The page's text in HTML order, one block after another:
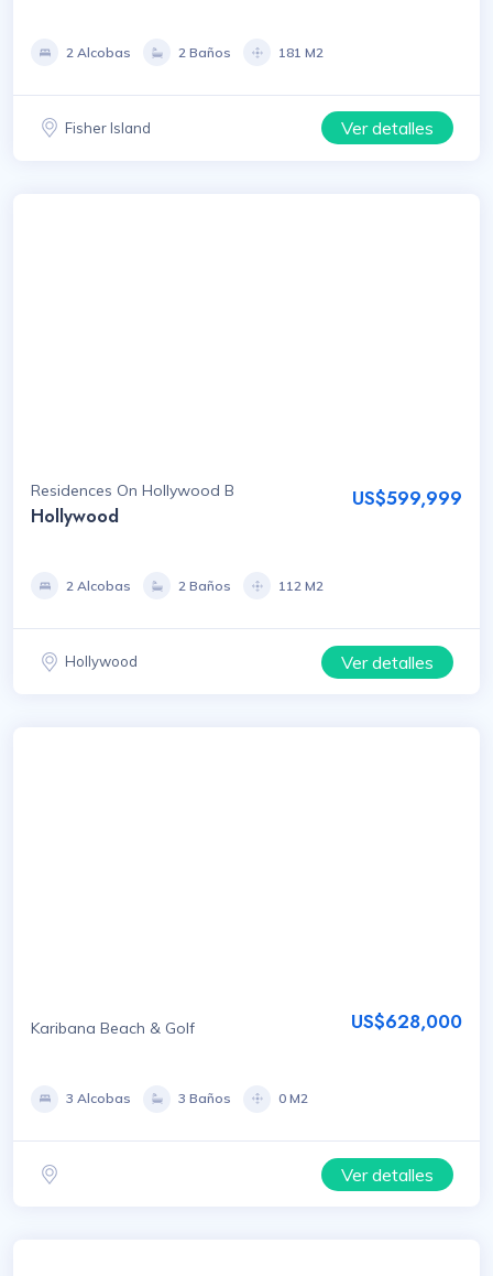
2 Alcobas 2 Baños 181 M2
Fisher Island Ver detalles
Residences On Hollywood B
Hollywood
US$599,999
2 Alcobas 2 Baños 112 M2
Hollywood Ver detalles
Karibana Beach & Golf US$628,000
3 Alcobas 3 Baños 0 M2
Ver detalles